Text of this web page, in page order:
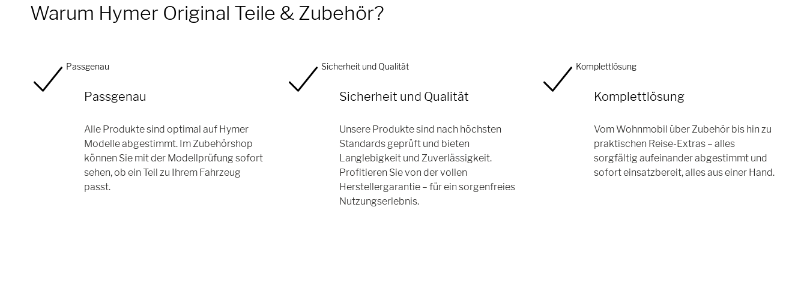
Warum Hymer Original Teile & Zubehör?
Passgenau
Passgenau
Alle Produkte sind optimal auf Hymer
Modelle abgestimmt. Im Zubehörshop
können Sie mit der Modellprüfung sofort
sehen, ob ein Teil zu Ihrem Fahrzeug
passt.
Sicherheit und Qualität
Sicherheit und Qualität
Unsere Produkte sind nach höchsten
Standards geprüft und bieten
Langlebigkeit und Zuverlässigkeit.
Profitieren Sie von der vollen
Herstellergarantie – für ein sorgenfreies
Nutzungserlebnis.
Komplettlösung
Komplettlösung
Vom Wohnmobil über Zubehör bis hin zu
praktischen Reise-Extras – alles
sorgfältig aufeinander abgestimmt und
sofort einsatzbereit, alles aus einer Hand.